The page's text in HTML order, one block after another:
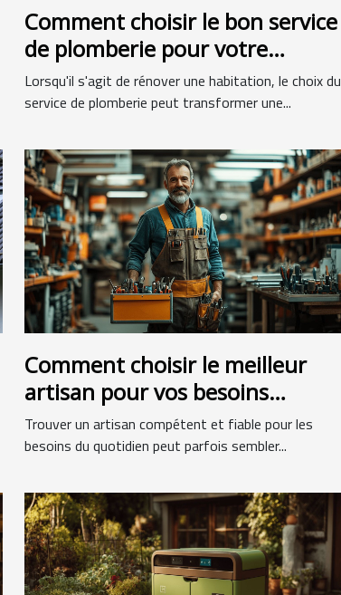
Comment choisir le bon service
de plomberie pour votre
rénovation ?
Lorsqu'il s'agit de rénover une habitation, le choix du
service de plomberie peut transformer une...
Comment choisir le meilleur
artisan pour vos besoins
quotidiens
Trouver un artisan compétent et fiable pour les
besoins du quotidien peut parfois sembler...